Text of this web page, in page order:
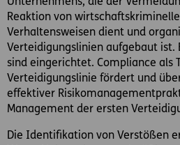
Reaktion von
Verhaltensweisen dient und
Verteidigungslinien aufgebaut ist.
sind eingerichtet. Compliance als
Verteidigungslinie fördert und
effektiver
Management der ersten
Die Identifikation von Verstößen